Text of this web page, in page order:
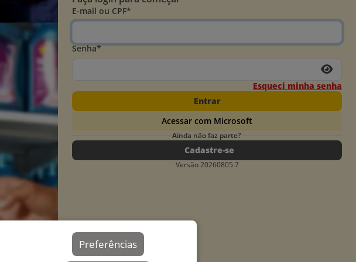
Preferências
E-mail ou CPF*
Senha*
Esqueci minha senha
Entrar
Acessar com Microsoft
Ainda não faz parte?
Cadastre-se
Versão 20260805.7